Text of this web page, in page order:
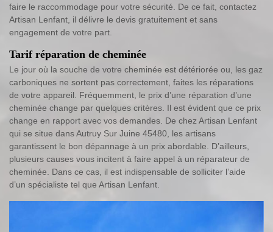
faire le raccommodage pour votre sécurité. De ce fait, contactez
Artisan Lenfant, il délivre le devis gratuitement et sans
engagement de votre part.
Tarif réparation de cheminée
Le jour où la souche de votre cheminée est détériorée ou, les gaz
carboniques ne sortent pas correctement, faites les réparations
de votre appareil. Fréquemment, le prix d’une réparation d’une
cheminée change par quelques critères. Il est évident que ce prix
change en rapport avec vos demandes. De chez Artisan Lenfant
qui se situe dans Autruy Sur Juine 45480, les artisans
garantissent le bon dépannage à un prix abordable. D’ailleurs,
plusieurs causes vous incitent à faire appel à un réparateur de
cheminée. Dans ce cas, il est indispensable de solliciter l’aide
d’un spécialiste tel que Artisan Lenfant.